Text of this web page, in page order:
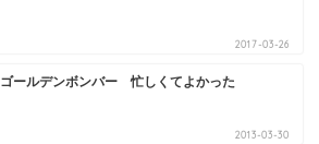
2017-03-26
ゴールデンボンバー 忙しくてよかった
2013-03-30